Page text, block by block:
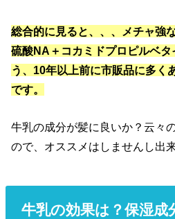
総合的に見ると、、、メチャ強
硫酸NA＋コカミドプロピルベ
う、10年以上前に市販品に多く
です。
牛乳の成分が髪に良いか？云々
ので、オススメはしませんし出
牛乳の効果は？保湿成